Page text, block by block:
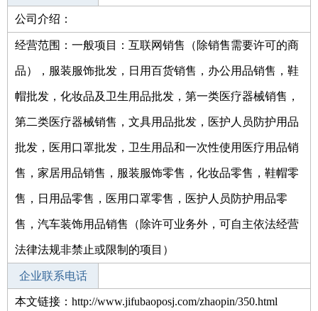
公司类型
公司介绍：
经营范围：一般项目：互联网销售（除销售需要许可的商
品），服装服饰批发，日用百货销售，办公用品销售，鞋
帽批发，化妆品及卫生用品批发，第一类医疗器械销售，
第二类医疗器械销售，文具用品批发，医护人员防护用品
批发，医用口罩批发，卫生用品和一次性使用医疗用品销
售，家居用品销售，服装服饰零售，化妆品零售，鞋帽零
售，日用品零售，医用口罩零售，医护人员防护用品零
售，汽车装饰用品销售（除许可业务外，可自主依法经营
法律法规非禁止或限制的项目）
企业联系电话
本文链接：http://www.jifubaoposj.com/zhaopin/350.html